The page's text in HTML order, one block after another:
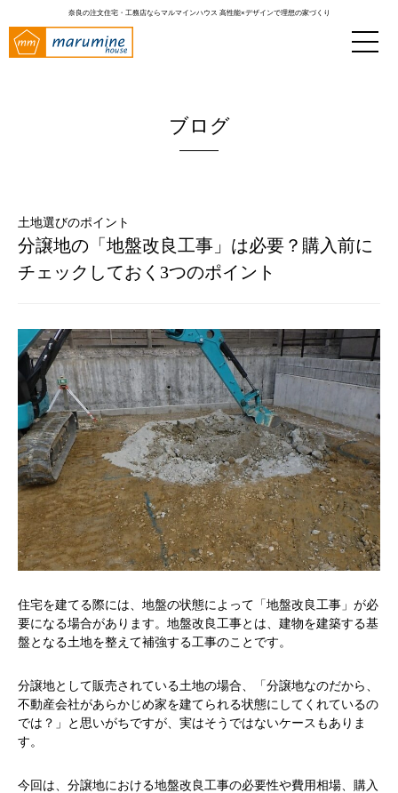
奈良の注文住宅・工務店ならマルマインハウス 高性能×デザインで理想の家づくり
ブログ
土地選びのポイント
分譲地の「地盤改良工事」は必要？購入前に
チェックしておく3つのポイント
住宅を建てる際には、地盤の状態によって「地盤改良工事」が必
要になる場合があります。地盤改良工事とは、建物を建築する基
盤となる土地を整えて補強する工事のことです。
分譲地として販売されている土地の場合、「分譲地なのだから、
不動産会社があらかじめ家を建てられる状態にしてくれているの
では？」と思いがちですが、実はそうではないケースもありま
す。
今回は、分譲地における地盤改良工事の必要性や費用相場、購入